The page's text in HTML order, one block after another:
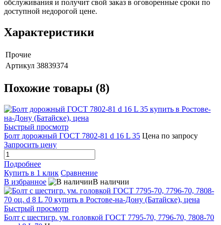
обслуживания и получит свой заказ в оговоренные сроки по
доступной недорогой цене.
Характеристики
Прочие
Артикул 38839374
Похожие товары (8)
Быстрый просмотр
Болт дорожный ГОСТ 7802-81 d 16 L 35 Цена по запросу
Запросить цену
Подробнее
Купить в 1 клик Сравнение
В избранное
В наличии
Быстрый просмотр
Болт с шестигр. ум. головкой ГОСТ 7795-70, 7796-70, 7808-70